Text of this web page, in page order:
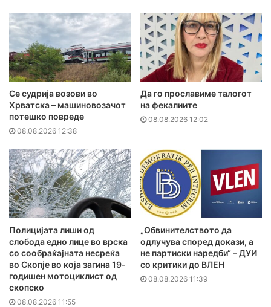
Се судрија возови во
Хрватска – машиновозачот
потешко повреде
08.08.2026 12:38
Да го прославиме талогот
на фекалиите
08.08.2026 12:02
Полицијата лиши од
слобода едно лице во врска
со сообраќајната несреќа
во Скопје во која загина 19-
годишен мотоциклист од
скопско
08.08.2026 11:55
„Обвинителството да
одлучува според докази, а
не партиски наредби“ – ДУИ
со критики до ВЛЕН
08.08.2026 11:39